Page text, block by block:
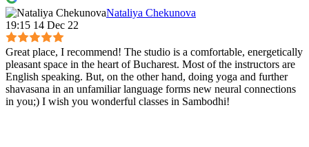
Nataliya Chekunova
19:15 14 Dec 22
Great place, I recommend! The studio is a comfortable, energetically
pleasant space in the heart of Bucharest. Most of the instructors are
English speaking. But, on the other hand, doing yoga and further
shavasana in an unfamiliar language forms new neural connections
in you;) I wish you wonderful classes in Sambodhi!